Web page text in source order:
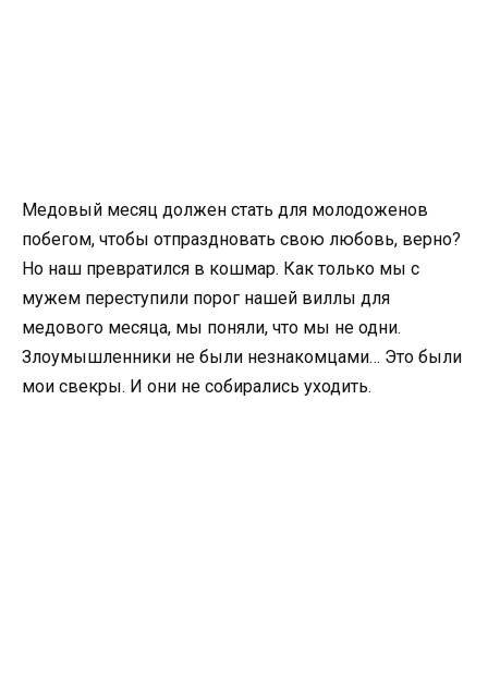
Медовый месяц должен стать для молодоженов
побегом, чтобы отпраздновать свою любовь, верно?
Но наш превратился в кошмар. Как только мы с
мужем переступили порог нашей виллы для
медового месяца, мы поняли, что мы не одни.
Злоумышленники не были незнакомцами… Это были
мои свекры. И они не собирались уходить.